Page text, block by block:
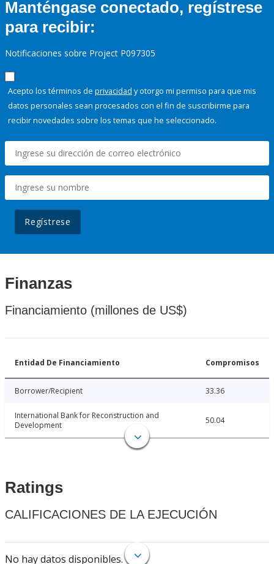
Manténgase conectado, regístrese
para recibir:
Notificaciones sobre Project P097305
Acepto los términos de privacidad y otorgo mi permiso para que mis
datos personales sean procesados con el fin de suscribirme para
recibir novedades sobre los temas que he seleccionado.
Regístrese
Finanzas
Financiamiento (millones de US$)
Entidad De Financiamiento Compromisos
Borrower/Recipient 33.36
International Bank for Reconstruction and
Development
50.04
Ratings
CALIFICACIONES DE LA EJECUCIÓN
No hay datos disponibles.